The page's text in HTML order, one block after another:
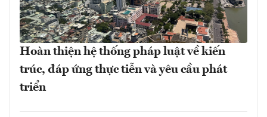
Hoàn thiện hệ thống pháp luật về kiến
trúc, đáp ứng thực tiễn và yêu cầu phát
triển